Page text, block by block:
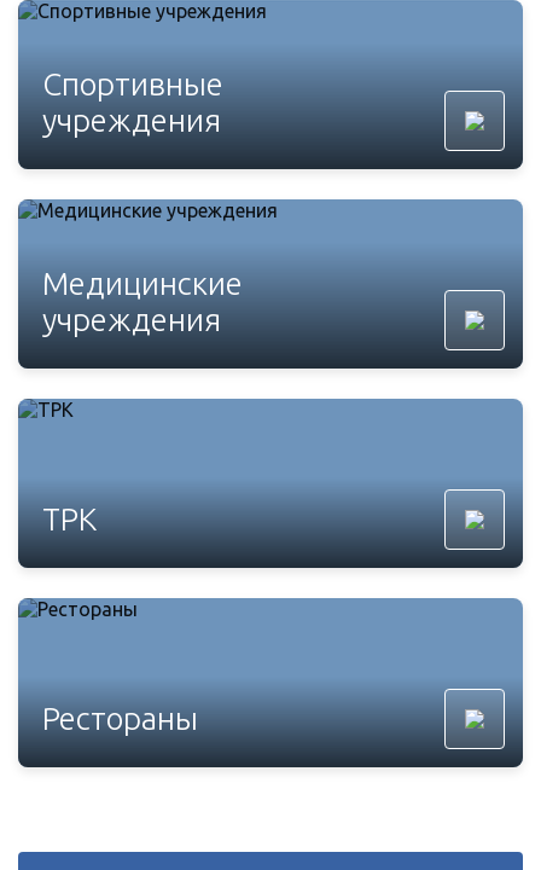
Спортивные
учреждения
Медицинские
учреждения
ТРК
Рестораны